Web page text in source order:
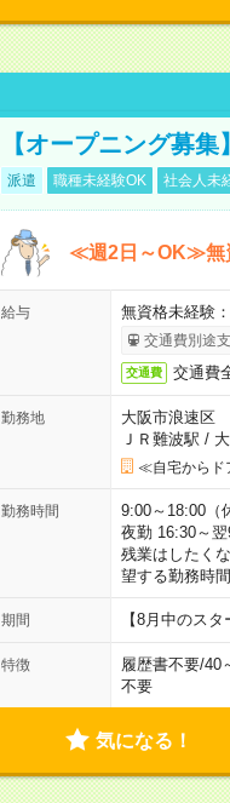
【オープニング募
派遣 職種未経験OK 社会人未
≪週2日～OK≫無
給与 無資格未経験
交通費別途
交通費 交通費
勤務地
大阪市浪速区
ＪＲ難波駅 /
≪自宅からド
勤務時間
9:00～18:00（
夜勤 16:30～
残業はしたく
望する勤務時
期間 【8月中のス
特徴 履歴書不要/40
不要
気になる！